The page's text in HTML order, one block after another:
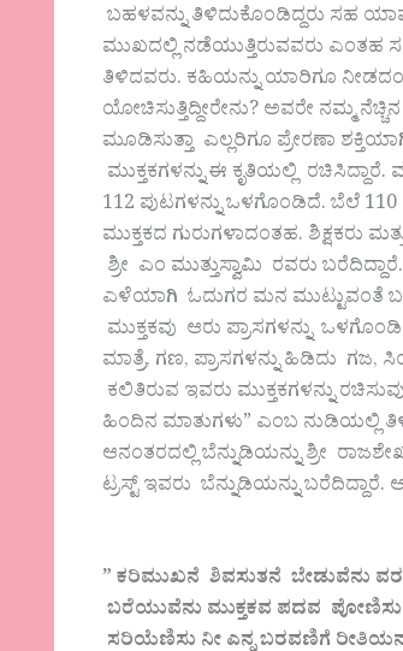
ಬಹಳವನ್ನು ತಿಳಿದುಕೊಂಡಿದ್ದರು ಸಹ
ಮುಖದಲ್ಲಿ ನಡೆಯುತ್ತಿರುವವರು ಎಂತಹ
ತಿಳಿದವರು. ಕಹಿಯನ್ನು ಯಾರಿಗೂ
ಯೋಚಿಸುತ್ತಿದ್ದೀರೇನು? ಅವರೇ ನಮ್ಮ
ಮೂಡಿಸುತ್ತಾ ಎಲ್ಲರಿಗೂ ಪ್ರೇರಣಾ
ಮುಕ್ತಕಗಳನ್ನು ಈ ಕೃತಿಯಲ್ಲಿ
112 ಪುಟಗಳನ್ನು ಒಳಗೊಂಡಿದೆ. ಬೆಲೆ
ಮುಕ್ತಕದ ಗುರುಗಳಾದಂತಹ. ಶಿಕ್ಷಕರು
ಶ್ರೀ ಎಂ ಮುತ್ತುಸ್ವಾಮಿ ರವರು
ಎಳೆಯಾಗಿ ಓದುಗರ ಮನ ಮುಟ್ಟುವಂತೆ
ಮುಕ್ತಕವು ಆರು ಪ್ರಾಸಗಳನ್ನು
ಮಾತ್ರೆ, ಗಣ, ಪ್ರಾಸಗಳನ್ನು ಹಿಡಿದು ಗಜ,
ಕಲಿತಿರುವ ಇವರು ಮುಕ್ತಕಗಳನ್ನು
ಹಿಂದಿನ ಮಾತುಗಳು” ಎಂಬ ನುಡಿಯಲ್ಲಿ
ಆನಂತರದಲ್ಲಿ ಬೆನ್ನುಡಿಯನ್ನು ಶ್ರೀ
ಟ್ರಸ್ಟ್ ಇವರು ಬೆನ್ನುಡಿಯನ್ನು ಬರೆದಿದ್ದಾರೆ.
” ಕರಿಮುಖನೆ ಶಿವಸುತನೆ ಬೇಡುವೆನು
ಬರೆಯುವೆನು ಮುಕ್ತಕವ ಪದವ
ಸರಿಯೆಣಿಸು ನೀ ಎನ್ನ ಬರವಣಿಗೆ